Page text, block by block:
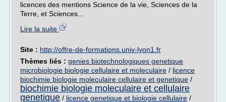
licences des mentions Science de la vie, Sciences de la
Terre, et Sciences...
Lire la suite
Site : http://offre-de-formations.univ-lyon1.fr
Thèmes liés : genies biotechnologiques genetique
microbiologie biologie cellulaire et moleculaire / licence
biochimie biologie moleculaire cellulaire et genetique /
biochimie biologie moleculaire et cellulaire
genetique / licence genetique et biologie cellulaire /